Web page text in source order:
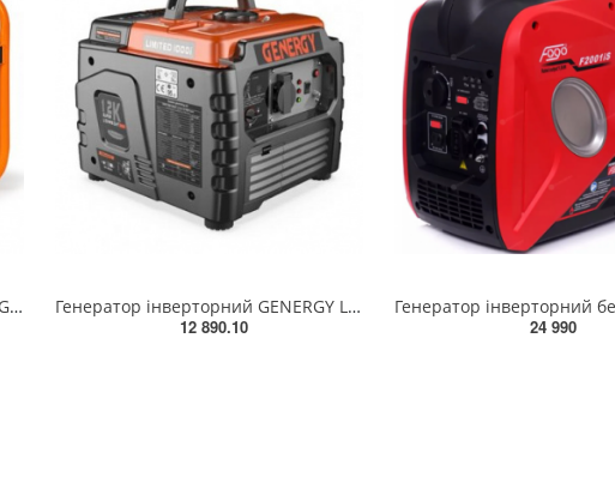
Генератор інверторний DAEWOO GDA-2500i(240716090)
Генератор інверторний GENERGY LIMITED 1000i 0,8 кВт(240053090)
12 890.10
24 990